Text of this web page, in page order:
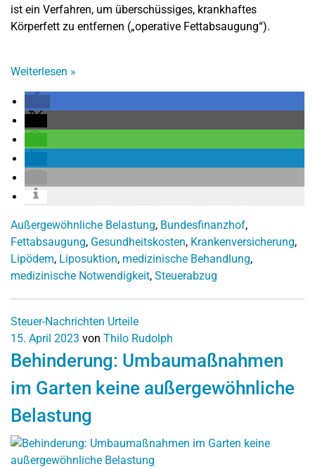
ist ein Verfahren, um überschüssiges, krankhaftes
Körperfett zu entfernen („operative Fettabsaugung“).
Weiterlesen »
Außergewöhnliche Belastung, Bundesfinanzhof,
Fettabsaugung, Gesundheitskosten, Krankenversicherung,
Lipödem, Liposuktion, medizinische Behandlung,
medizinische Notwendigkeit, Steuerabzug
Steuer-Nachrichten Urteile
15. April 2023 von Thilo Rudolph
Behinderung: Umbaumaßnahmen
im Garten keine außergewöhnliche
Belastung